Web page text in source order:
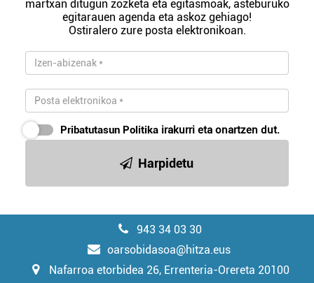
martxan ditugun zozketa eta egitasmoak, asteburuko
egitarauen agenda eta askoz gehiago!
Ostiralero zure posta elektronikoan.
Pribatutasun Politika irakurri eta onartzen dut.
Harpidetu
943 34 03 30
oarsobidasoa@hitza.eus
Nafarroa etorbidea 26, Errenteria-Orereta 20100